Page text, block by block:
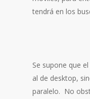
tendrá en los
Se supone que
al de desktop,
paralelo. No